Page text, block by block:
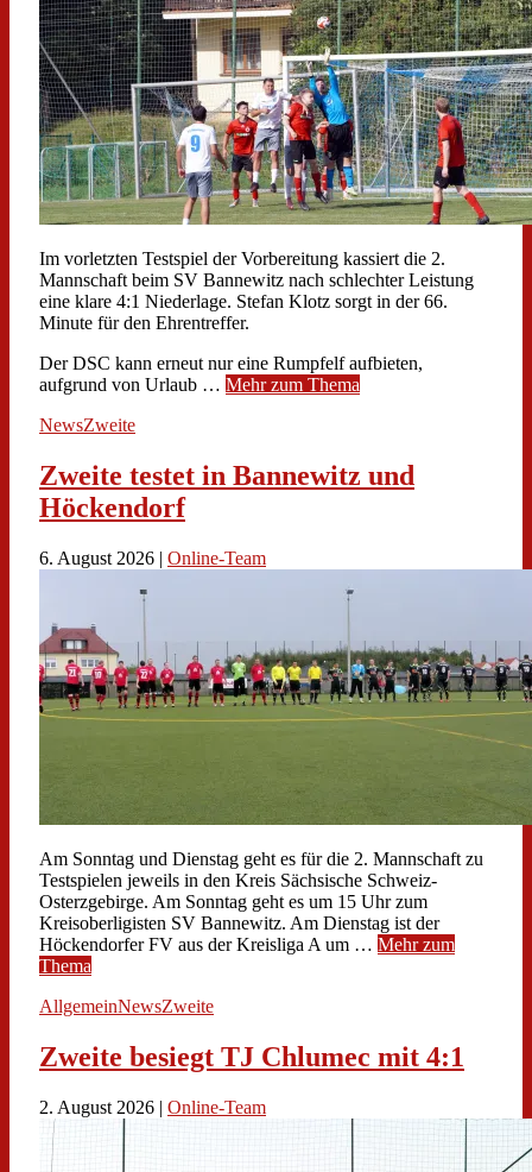
Im vorletzten Testspiel der Vorbereitung kassiert die 2.
Mannschaft beim SV Bannewitz nach schlechter Leistung
eine klare 4:1 Niederlage. Stefan Klotz sorgt in der 66.
Minute für den Ehrentreffer.
Der DSC kann erneut nur eine Rumpfelf aufbieten,
aufgrund von Urlaub … Mehr zum Thema
NewsZweite
Zweite testet in Bannewitz und
Höckendorf
6. August 2026 | Online-Team
Am Sonntag und Dienstag geht es für die 2. Mannschaft zu
Testspielen jeweils in den Kreis Sächsische Schweiz-
Osterzgebirge. Am Sonntag geht es um 15 Uhr zum
Kreisoberligisten SV Bannewitz. Am Dienstag ist der
Höckendorfer FV aus der Kreisliga A um … Mehr zum
Thema
AllgemeinNewsZweite
Zweite besiegt TJ Chlumec mit 4:1
2. August 2026 | Online-Team